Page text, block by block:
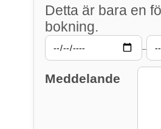
Detta är bara en
bokning.
–
Meddelande